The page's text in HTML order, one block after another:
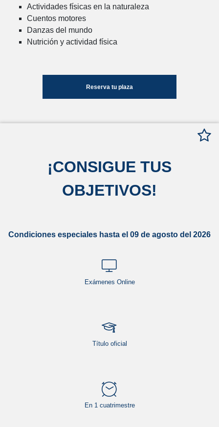
Actividades físicas en la naturaleza
Cuentos motores
Danzas del mundo
Nutrición y actividad física
Reserva tu plaza
¡CONSIGUE TUS
OBJETIVOS!
Condiciones especiales hasta el 09 de agosto del 2026
Exámenes Online
Título oficial
En 1 cuatrimestre